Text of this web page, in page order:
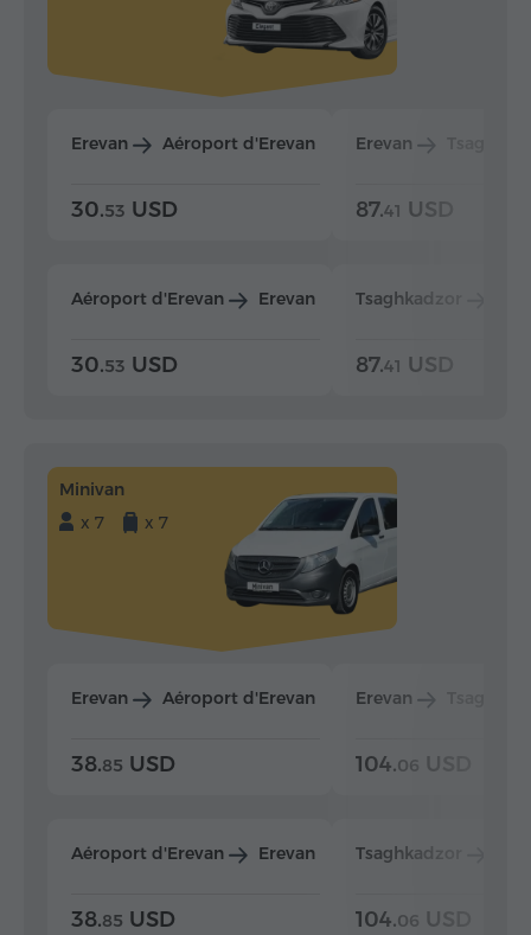
Erevan Aéroport d'Erevan
30.53 USD
Aéroport d'Erevan Erevan
30.53 USD
Erevan
87.41 USD
Tsaghkadzor
87.41 USD
Minivan
x 7
x 7
Erevan Aéroport d'Erevan
38.85 USD
Aéroport d'Erevan Erevan
38.85 USD
Erevan
104.06 USD
Tsaghkadzor
104.06 USD